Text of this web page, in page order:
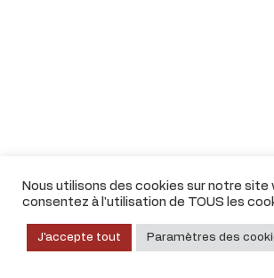
Nous utilisons des cookies sur notre
consentez à l'utilisation de TOUS les
J'accepte tout Paramètres des